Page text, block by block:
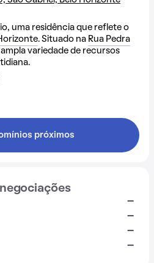
uma residência que reflete o
. Situado na Rua Pedra
variedade de recursos
próximos
-
-
-
-